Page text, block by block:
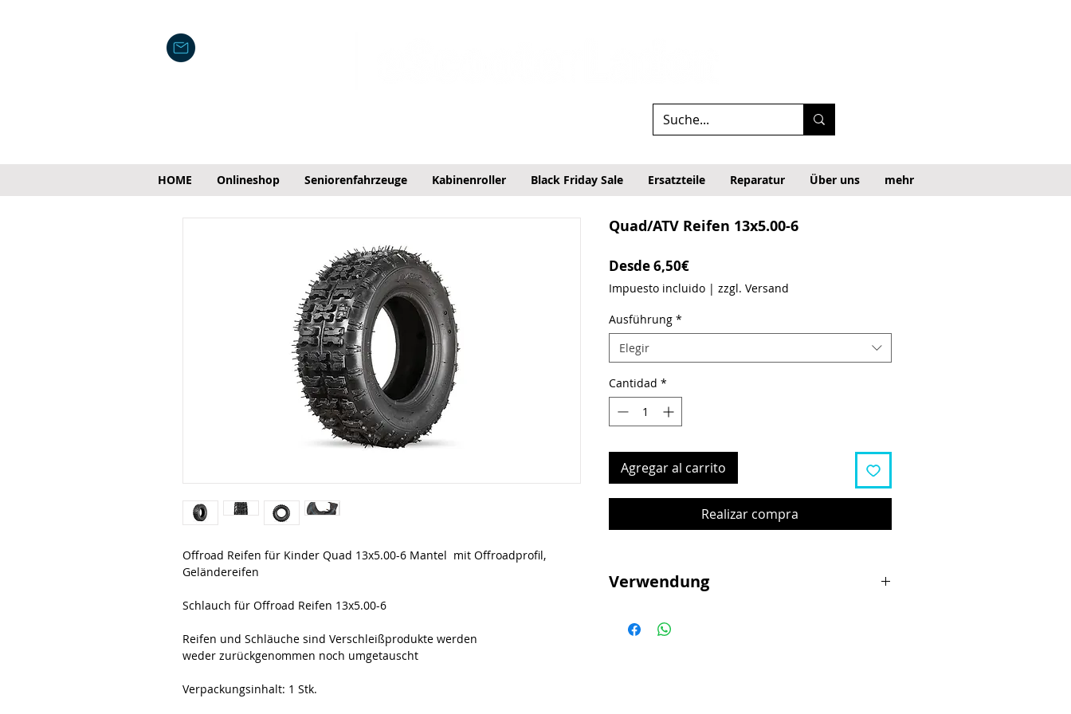
HOME Onlineshop Seniorenfahrzeuge Kabinenroller Black Friday Sale Ersatzteile Reparatur Über uns mehr
Offroad Reifen für Kinder Quad 13x5.00-6 Mantel mit Offroadprofil,
Geländereifen
Schlauch für Offroad Reifen 13x5.00-6
Reifen und Schläuche sind Verschleißprodukte werden
weder zurückgenommen noch umgetauscht
Verpackungsinhalt: 1 Stk.
Quad/ATV Reifen 13x5.00-6
Desde6,50€Precio de oferta
Impuesto incluido| zzgl. Versand
Ausführung *
Elegir
Cantidad *
Agregar al carrito
Realizar compra
Verwendung
Offroadprofil